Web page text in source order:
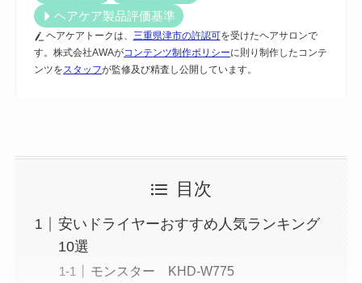
ヘアケア製品評価基準
ヘアケアトークは、 三重県津市の許認可を受けたヘアサロンで
す。株式会社AWAがコンテンツ制作ポリシーに則り制作したコンテ
ンツをスタッフが監修及び精査し公開しています。
目次
安いドライヤーおすすめ人気ランキング
10選
モンスター KHD-W775